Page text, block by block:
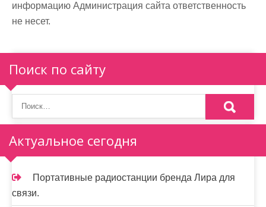
информацию Администрация сайта ответственность
не несет.
Поиск по сайту
Актуальное сегодня
Портативные радиостанции бренда Лира для
связи.